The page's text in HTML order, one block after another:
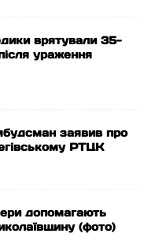
врятували 35-
ураження
заявив про
РТЦК
допомагають
(фото)